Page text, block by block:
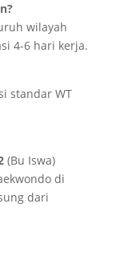
wilayah
4-6 hari kerja.
standar WT
(Bu Iswa)
di
dari